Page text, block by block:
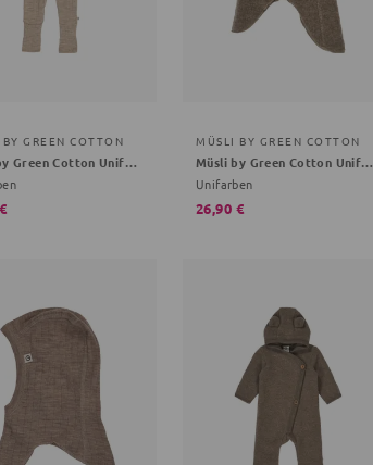
GREEN COTTON
Müsli by Green Cotton Unifarben hellbraun 80
MÜSLI BY GREEN COTTON
Müsli by Green Cotton Unifarben creme 92/98
Unifarben
26,90 €